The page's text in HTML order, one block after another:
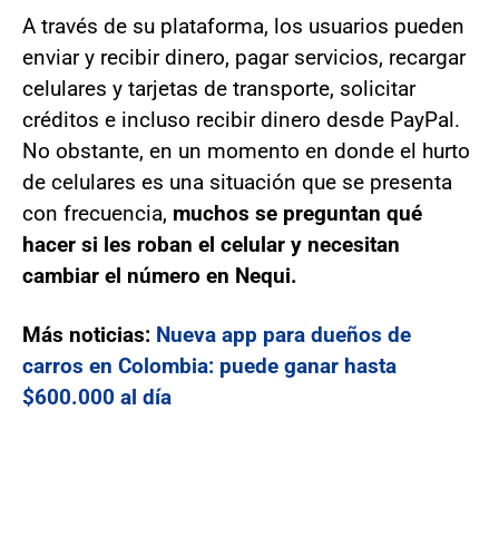
A través de su plataforma, los usuarios pueden
enviar y recibir dinero, pagar servicios, recargar
celulares y tarjetas de transporte, solicitar
créditos e incluso recibir dinero desde PayPal.
No obstante, en un momento en donde el hurto
de celulares es una situación que se presenta
con frecuencia, muchos se preguntan qué
hacer si les roban el celular y necesitan
cambiar el número en Nequi.
Más noticias: Nueva app para dueños de
carros en Colombia: puede ganar hasta
$600.000 al día